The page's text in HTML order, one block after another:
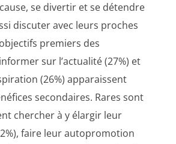
se divertir et se détendre
discuter avec leurs proches
premiers des
sur l’actualité (27%) et
(26%) apparaissent
secondaires. Rares sont
chercher à y élargir leur
faire leur autopromotion